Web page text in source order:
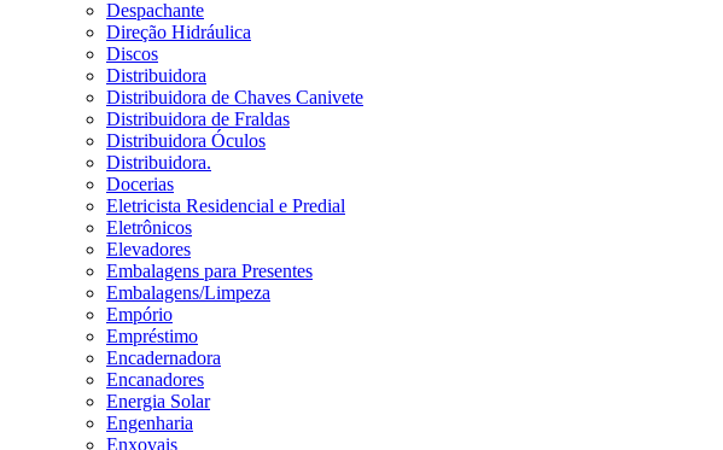
Despachante
Direção Hidráulica
Discos
Distribuidora
Distribuidora de Chaves Canivete
Distribuidora de Fraldas
Distribuidora Óculos
Distribuidora.
Docerias
Eletricista Residencial e Predial
Eletrônicos
Elevadores
Embalagens para Presentes
Embalagens/Limpeza
Empório
Empréstimo
Encadernadora
Encanadores
Energia Solar
Engenharia
Enxovais